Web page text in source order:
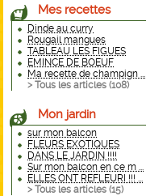
Mes recettes
Dinde au curry
Rougail mangues
TABLEAU LES FIGUES
EMINCE DE BOEUF
Ma recette de champign ...
> Tous les articles (108)
Mon jardin
sur mon balcon
FLEURS EXOTIQUES
DANS LE JARDIN !!!!
Sur mon balcon en ce m ...
ELLES ONT REFLEURI !!! ...
> Tous les articles (15)